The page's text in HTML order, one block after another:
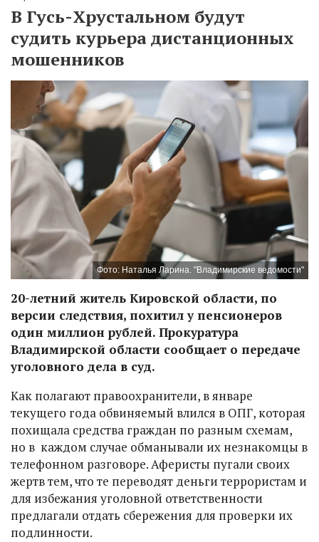
В Гусь-Хрустальном будут
судить курьера дистанционных
мошенников
Фото: Наталья Ларина. "Владимирские ведомости"
20-летний житель Кировской области, по
версии следствия, похитил у пенсионеров
один миллион рублей. Прокуратура
Владимирской области сообщает о передаче
уголовного дела в суд.
Как полагают правоохранители, в январе
текущего года обвиняемый влился в ОПГ, которая
похищала средства граждан по разным схемам,
но в каждом случае обманывали их незнакомцы в
телефонном разговоре. Аферисты пугали своих
жертв тем, что те переводят деньги террористам и
для избежания уголовной ответственности
предлагали отдать сбережения для проверки их
подлинности.